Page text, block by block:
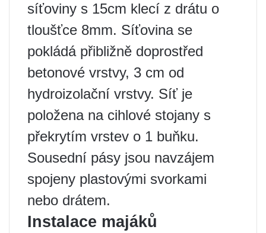
síťoviny s 15cm klecí z drátu o
tloušťce 8mm. Síťovina se
pokládá přibližně doprostřed
betonové vrstvy, 3 cm od
hydroizolační vrstvy. Síť je
položena na cihlové stojany s
překrytím vrstev o 1 buňku.
Sousední pásy jsou navzájem
spojeny plastovými svorkami
nebo drátem.
Instalace majáků